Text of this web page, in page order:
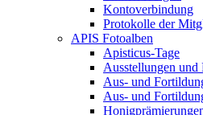
Kontoverbindung
Protokolle der
APIS Fotoalben
Apisticus-Tage
Ausstellungen und
Aus- und
Aus- und